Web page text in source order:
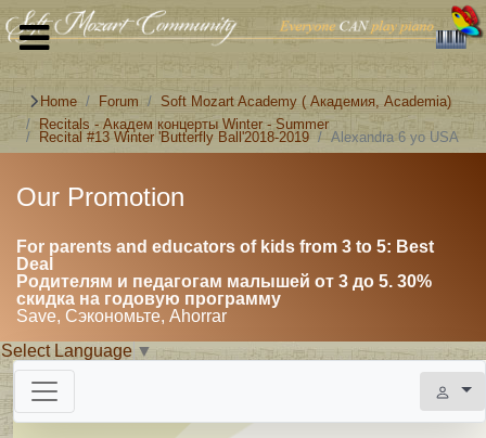
Home Forum
Soft Mozart Academy ( Академия, Academia)
Recitals - Академ концерты Winter - Summer
Recital #13 Winter 'Butterfly Ball'2018-2019
Alexandra 6 yo USA
Our Promotion
For parents and educators of kids from 3 to 5: Best
Deal
Родителям и педагогам малышей от 3 до 5. 30%
скидка на годовую программу
Save, Сэкономьте, Ahorrar
Select Language ▼